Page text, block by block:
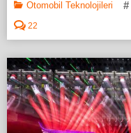
Otomobil Teknolojileri #
22